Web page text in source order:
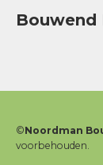
Bouwend
©Noordman
voorbehouden.